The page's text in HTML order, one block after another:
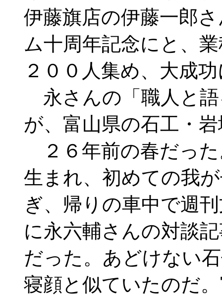
伊藤旗店の伊藤一郎
ム十周年記念にと、
２００人集め、大成
永さんの「職人と
が、富山県の石工・
２６年前の春だっ
生まれ、初めての我
ぎ、帰りの車中で週
に永六輔さんの対談
だった。あどけない
寝顔と似ていたのだ